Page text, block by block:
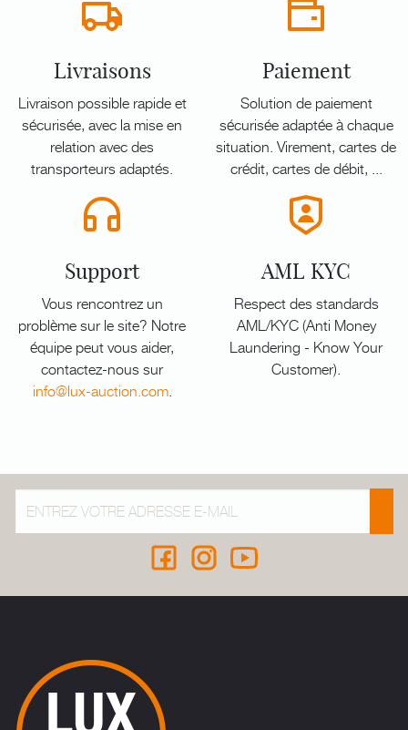
Livraisons
Livraison possible rapide et
sécurisée, avec la mise en
relation avec des
transporteurs adaptés.
Paiement
Solution de paiement
sécurisée adaptée à chaque
situation. Virement, cartes de
crédit, cartes de débit, ...
Support
Vous rencontrez un
problème sur le site? Notre
équipe peut vous aider,
contactez-nous sur
info@lux-auction.com.
AML KYC
Respect des standards
AML/KYC (Anti Money
Laundering - Know Your
Customer).